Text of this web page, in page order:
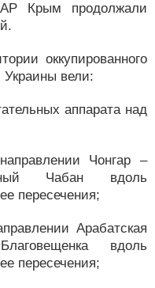
АР Крым продолжали
оккупированного
вели:
аппарата над
Чонгар –
Чабан вдоль
пересечения;
Арабатская
вдоль
пересечения;